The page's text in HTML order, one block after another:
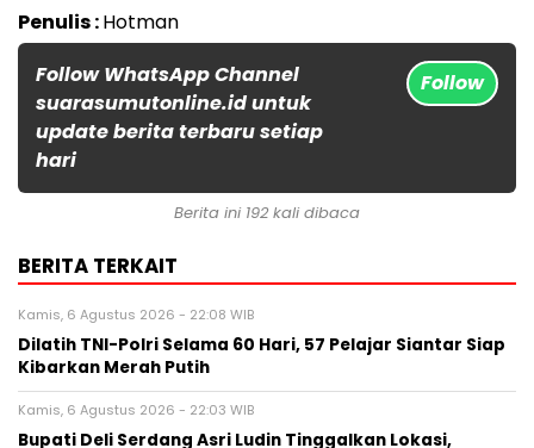
Penulis :Hotman
Follow WhatsApp Channel
suarasumutonline.id untuk
update berita terbaru setiap
hari
Follow
Berita ini 192 kali dibaca
BERITA TERKAIT
Kamis, 6 Agustus 2026 - 22:08 WIB
Dilatih TNI-Polri Selama 60 Hari, 57 Pelajar Siantar Siap
Kibarkan Merah Putih
Kamis, 6 Agustus 2026 - 22:03 WIB
Bupati Deli Serdang Asri Ludin Tinggalkan Lokasi,